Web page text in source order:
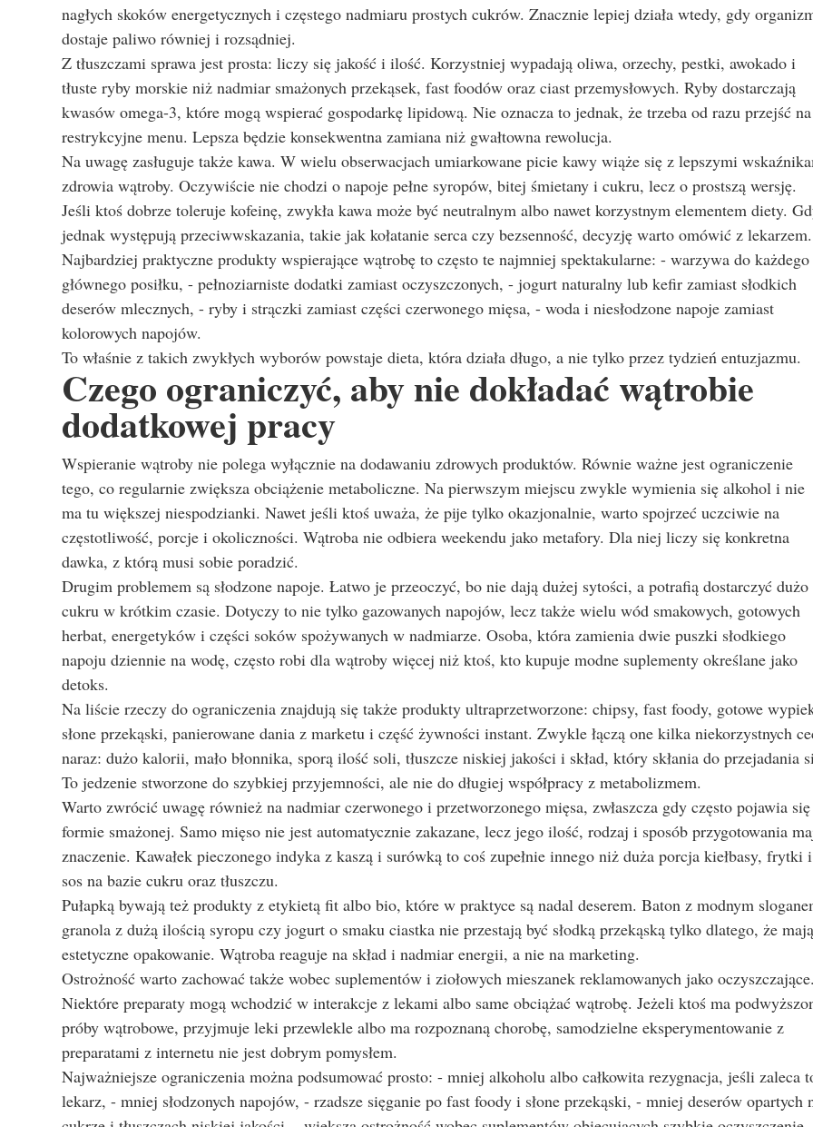
nagłych skoków energetycznych i częstego nadmiaru prostych cukrów. Znacznie lepiej działa wtedy, gdy
dostaje paliwo równiej i rozsądniej.
Z tłuszczami sprawa jest prosta: liczy się jakość i ilość. Korzystniej wypadają oliwa, orzechy, pestki, awokado i
tłuste ryby morskie niż nadmiar smażonych przekąsek, fast foodów oraz ciast przemysłowych. Ryby dostarczają
kwasów omega-3, które mogą wspierać gospodarkę lipidową. Nie oznacza to jednak, że trzeba od razu przejść na
restrykcyjne menu. Lepsza będzie konsekwentna zamiana niż gwałtowna rewolucja.
Na uwagę zasługuje także kawa. W wielu obserwacjach umiarkowane picie kawy wiąże się z lepszymi
zdrowia wątroby. Oczywiście nie chodzi o napoje pełne syropów, bitej śmietany i cukru, lecz o prostszą wersję.
Jeśli ktoś dobrze toleruje kofeinę, zwykła kawa może być neutralnym albo nawet korzystnym elementem diety.
jednak występują przeciwwskazania, takie jak kołatanie serca czy bezsenność, decyzję warto omówić z lekarzem.
Najbardziej praktyczne produkty wspierające wątrobę to często te najmniej spektakularne: - warzywa do każdego
głównego posiłku, - pełnoziarniste dodatki zamiast oczyszczonych, - jogurt naturalny lub kefir zamiast słodkich
deserów mlecznych, - ryby i strączki zamiast części czerwonego mięsa, - woda i niesłodzone napoje zamiast
kolorowych napojów.
To właśnie z takich zwykłych wyborów powstaje dieta, która działa długo, a nie tylko przez tydzień entuzjazmu.
Czego ograniczyć, aby nie dokładać wątrobie
dodatkowej pracy
Wspieranie wątroby nie polega wyłącznie na dodawaniu zdrowych produktów. Równie ważne jest ograniczenie
tego, co regularnie zwiększa obciążenie metaboliczne. Na pierwszym miejscu zwykle wymienia się alkohol i nie
ma tu większej niespodzianki. Nawet jeśli ktoś uważa, że pije tylko okazjonalnie, warto spojrzeć uczciwie na
częstotliwość, porcje i okoliczności. Wątroba nie odbiera weekendu jako metafory. Dla niej liczy się konkretna
dawka, z którą musi sobie poradzić.
Drugim problemem są słodzone napoje. Łatwo je przeoczyć, bo nie dają dużej sytości, a potrafią dostarczyć dużo
cukru w krótkim czasie. Dotyczy to nie tylko gazowanych napojów, lecz także wielu wód smakowych, gotowych
herbat, energetyków i części soków spożywanych w nadmiarze. Osoba, która zamienia dwie puszki słodkiego
napoju dziennie na wodę, często robi dla wątroby więcej niż ktoś, kto kupuje modne suplementy określane jako
detoks.
Na liście rzeczy do ograniczenia znajdują się także produkty ultraprzetworzone: chipsy, fast foody, gotowe
słone przekąski, panierowane dania z marketu i część żywności instant. Zwykle łączą one kilka niekorzystnych
naraz: dużo kalorii, mało błonnika, sporą ilość soli, tłuszcze niskiej jakości i skład, który skłania do przejadania
To jedzenie stworzone do szybkiej przyjemności, ale nie do długiej współpracy z metabolizmem.
Warto zwrócić uwagę również na nadmiar czerwonego i przetworzonego mięsa, zwłaszcza gdy często pojawia
formie smażonej. Samo mięso nie jest automatycznie zakazane, lecz jego ilość, rodzaj i sposób przygotowania
znaczenie. Kawałek pieczonego indyka z kaszą i surówką to coś zupełnie innego niż duża porcja kiełbasy, frytki i
sos na bazie cukru oraz tłuszczu.
Pułapką bywają też produkty z etykietą fit albo bio, które w praktyce są nadal deserem. Baton z modnym
granola z dużą ilością syropu czy jogurt o smaku ciastka nie przestają być słodką przekąską tylko dlatego, że mają
estetyczne opakowanie. Wątroba reaguje na skład i nadmiar energii, a nie na marketing.
Ostrożność warto zachować także wobec suplementów i ziołowych mieszanek reklamowanych jako
Niektóre preparaty mogą wchodzić w interakcje z lekami albo same obciążać wątrobę. Jeżeli ktoś ma
próby wątrobowe, przyjmuje leki przewlekle albo ma rozpoznaną chorobę, samodzielne eksperymentowanie z
preparatami z internetu nie jest dobrym pomysłem.
Najważniejsze ograniczenia można podsumować prosto: - mniej alkoholu albo całkowita rezygnacja, jeśli zaleca
lekarz, - mniej słodzonych napojów, - rzadsze sięganie po fast foody i słone przekąski, - mniej deserów opartych